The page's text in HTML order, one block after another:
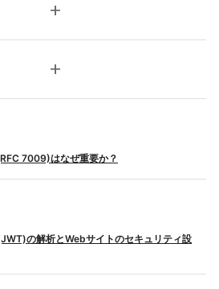
add
add
7009)はなぜ重要か？
の解析とWebサイトのセキュリティ設